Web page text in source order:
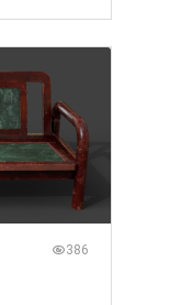
386